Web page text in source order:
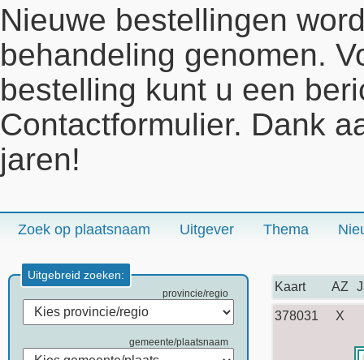
Nieuwe bestellingen
behandeling genomen.
bestelling kunt u een
Contactformulier. Dank
jaren!
Zoek op plaatsnaam Uitgever Thema
Uitgebreid zoeken:
provincie/regio
gemeente/plaatsnaam
Kaart AZ
378031 X